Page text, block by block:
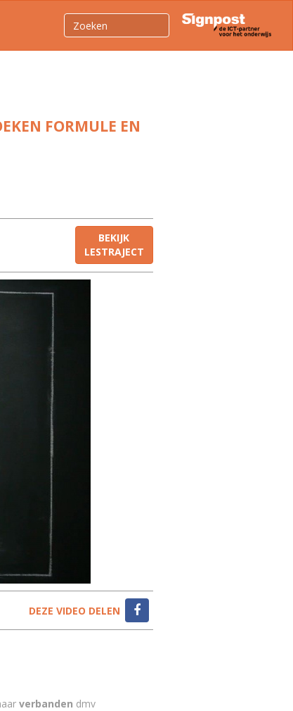
FORMULE EN
BEKIJK
LESTRAJECT
DEZE VIDEO DELEN
verbanden dmv